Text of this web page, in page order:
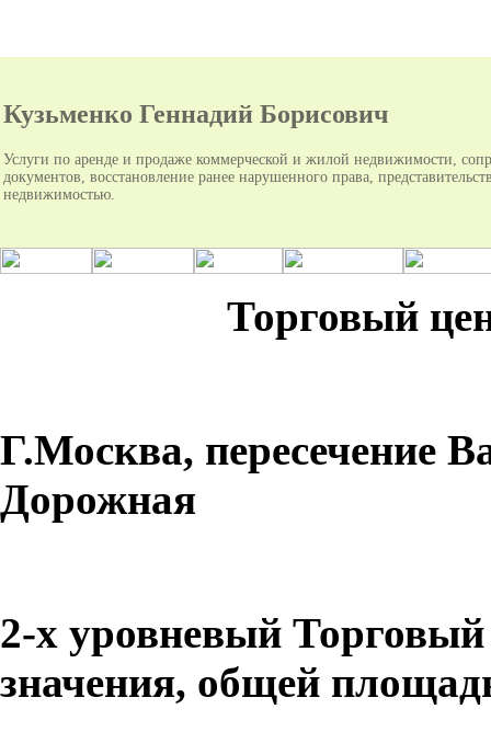
Кузьменко Геннадий Борисович
Услуги по аренде и продаже коммерческой и жилой недвижимости,
документов, восстановление ранее нарушенного права,
недвижимостью.
Торговый
Г.Москва, пересечение
Дорожная
2-х уровневый
значения, общей